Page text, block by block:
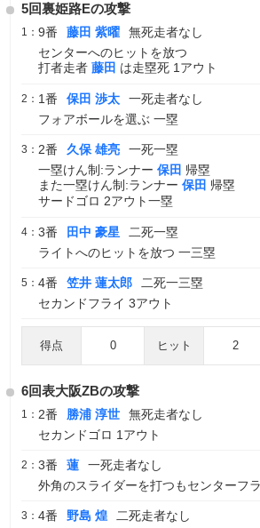
5回裏姫路Eの攻撃
1： 9番 藤田 紫曜
無死走者なし
センターへのヒットを放つ
打者走者 藤田 は走塁死 1アウト
2： 1番 保田 渉太
一死走者なし
フォアボールを選ぶ 一塁
3： 2番 久保 雄亮
一死一塁
一塁けん制:ランナー 保田 帰塁
また一塁けん制:ランナー 保田 帰塁
サードゴロ 2アウト一塁
4： 3番 田中 豪星
二死一塁
ライトへのヒットを放つ 一三塁
5： 4番 笠井 蓮太郎
二死一三塁
セカンドフライ 3アウト
得点 0 ヒット 2
6回表大阪ZBの攻撃
1： 2番 勝浦 淳世
無死走者なし
セカンドゴロ 1アウト
2： 3番 蓮
一死走者なし
外角のスライダーを打つもセンターフ
3： 4番 野島 煌
二死走者なし